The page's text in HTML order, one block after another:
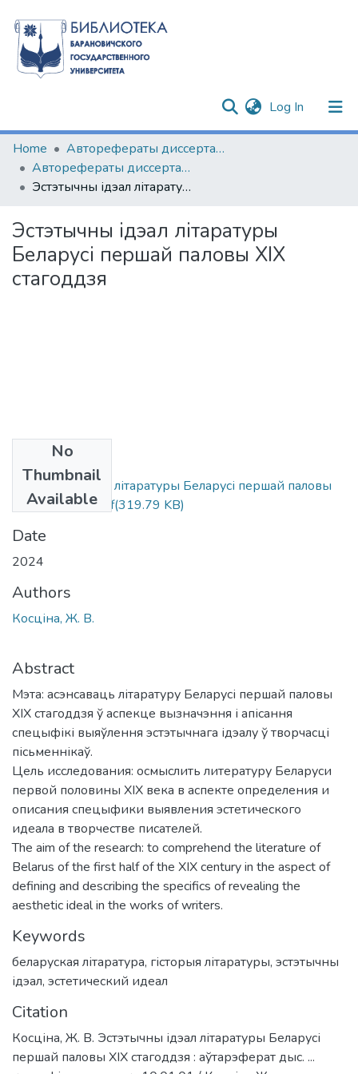
Log In (current)
Communities & Collections
All of DSpace
Home
Авторефераты диссертаций
Авторефераты диссертаций
Эстэтычны ідэал літаратуры Беларусі першай паловы XIX стагоддзя
Эстэтычны ідэал літаратуры
Беларусі першай паловы XIX
стагоддзя
No
Thumbnail
Available
Эстэтычны ідэал літаратуры Беларусі першай паловы
XIX стагоддзя.pdf(319.79 KB)
Date
2024
Authors
Косціна, Ж. В.
Abstract
Мэта: асэнсаваць літаратуру Беларусі першай паловы
XIX стагоддзя ў аспекце вызначэння і апісання
спецыфікі выяўлення эстэтычнага ідэалу ў творчасці
пісьменнікаў.
Цель исследования: осмыслить литературу Беларуси
первой половины ХІХ века в аспекте определения и
описания спецыфики выявления эстетического
идеала в творчестве писателей.
The aim of the research: to comprehend the literature of
Belarus of the first half of the XIX century in the aspect of
defining and describing the specifics of revealing the
aesthetic ideal in the works of writers.
Keywords
беларуская літаратура, гісторыя літаратуры, эстэтычны
ідэал, эстетический идеал
Citation
Косціна, Ж. В. Эстэтычны ідэал літаратуры Беларусі
першай паловы XIX стагоддзя : аўтарэферат дыс. ...